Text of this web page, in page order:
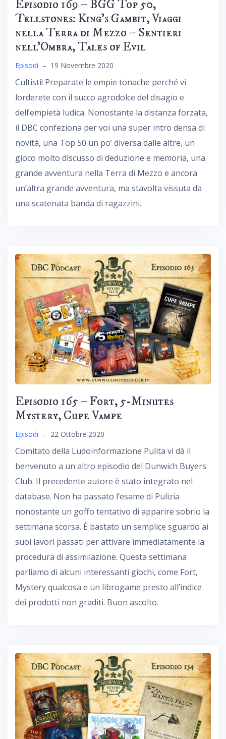
Episodio 169 – BGG Top 50,
Tellstones: King’s Gambit, Viaggi
nella Terra di Mezzo – Sentieri
nell’Ombra, Tales of Evil
Episodi – 19 Novembre 2020
Cultisti! Preparate le empie tonache perché vi
lorderete con il succo agrodolce del disagio e
dell’empietà ludica. Nonostante la distanza forzata,
il DBC confeziona per voi una super intro densa di
novità, una Top 50 un po’ diversa dalle altre, un
gioco molto discusso di deduzione e memoria, una
grande avventura nella Terra di Mezzo e ancora
un’altra grande avventura, ma stavolta vissuta da
una scatenata banda di ragazzini.
Episodio 165 – Fort, 5-Minutes
Mystery, Cupe Vampe
Episodi – 22 Ottobre 2020
Comitato della Ludoinformazione Pulita vi dà il
benvenuto a un altro episodio del Dunwich Buyers
Club. Il precedente autore è stato integrato nel
database. Non ha passato l’esame di Pulizia
nonostante un goffo tentativo di apparire sobrio la
settimana scorsa. È bastato un semplice sguardo ai
suoi lavori passati per attivare immediatamente la
procedura di assimilazione. Questa settimana
parliamo di alcuni interessanti giochi, come Fort,
Mystery qualcosa e un librogame presto all’indice
dei prodotti non graditi. Buon ascolto.